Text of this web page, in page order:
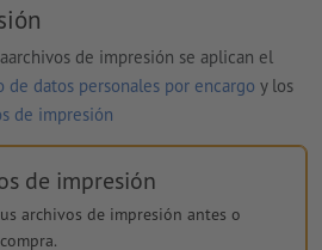
de impresión se aplican el
datos personales por encargo y los
de impresión
de impresión
archivos de impresión antes o